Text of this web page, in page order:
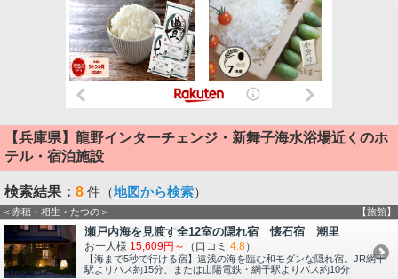
【兵庫県】龍野インターチェンジ・新舞子海水浴場近くのホ
テル・宿泊施設
検索結果： 8 件（地図から検索）
＜赤穂・相生・たつの＞ 【旅館】
瀬戸内海を見渡す全12室の隠れ宿 懐石宿 潮里
お一人様 15,609円～ （口コミ 4.8）
【海まで5秒で行ける宿】遠浅の海を臨む和モダンな隠れ宿。JR網干
駅よりバス約15分、または山陽電鉄・網干駅よりバス約10分